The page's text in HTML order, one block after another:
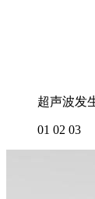
超声波发
01 02 03